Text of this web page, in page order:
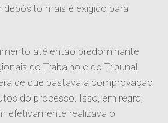
mais é exigido para
até então predominante
do Trabalho e do Tribunal
de que bastava a comprovação
do processo. Isso, em regra,
efetivamente realizava o